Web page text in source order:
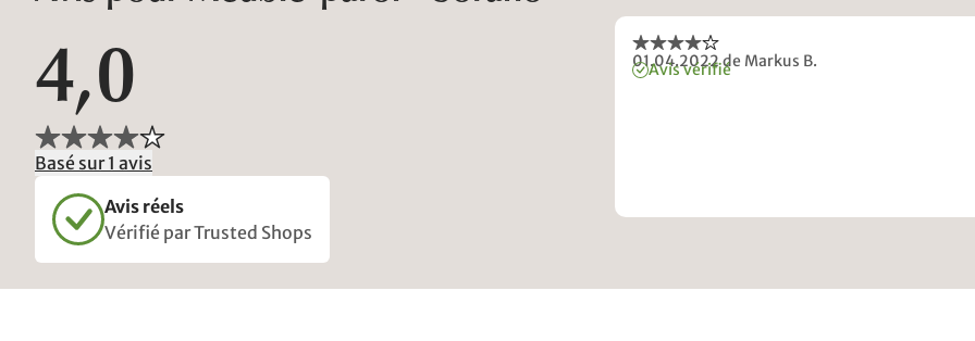
4,0
Basé sur 1 avis
Avis réels
Vérifié par Trusted Shops
01.04.2022de Markus B.
Avis vérifié